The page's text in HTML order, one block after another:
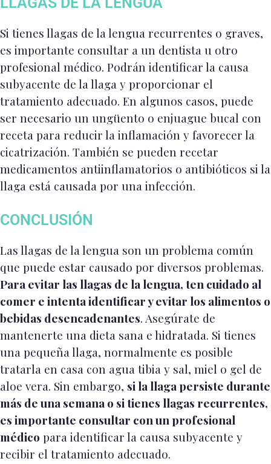
Si tienes llagas de la lengua recurrentes o graves,
es importante consultar a un dentista u otro
profesional médico. Podrán identificar la causa
subyacente de la llaga y proporcionar el
tratamiento adecuado. En algunos casos, puede
ser necesario un ungüento o enjuague bucal con
receta para reducir la inflamación y favorecer la
cicatrización. También se pueden recetar
medicamentos antiinflamatorios o antibióticos si la
llaga está causada por una infección.
CONCLUSIÓN
Las llagas de la lengua son un problema común
que puede estar causado por diversos problemas.
Para evitar las llagas de la lengua, ten cuidado al
comer e intenta identificar y evitar los alimentos o
bebidas desencadenantes. Asegúrate de
mantenerte una dieta sana e hidratada. Si tienes
una pequeña llaga, normalmente es posible
tratarla en casa con agua tibia y sal, miel o gel de
aloe vera. Sin embargo, si la llaga persiste durante
más de una semana o si tienes llagas recurrentes,
es importante consultar con un profesional
médico para identificar la causa subyacente y
recibir el tratamiento adecuado.